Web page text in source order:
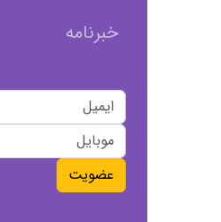
خبرنامه
عضویت